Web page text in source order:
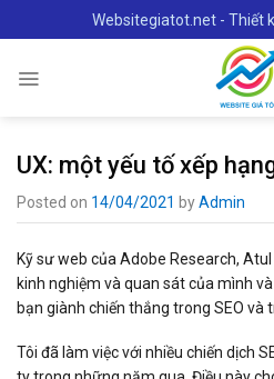
to
Websitegiatot.net - Thiết
UX: một yếu tố xếp
Posted on 14/04/2021 byAdmin
Kỹ sư web của Adobe Research,
kinh nghiệm và quan sát của mình
bạn giành chiến thắng trong SEO và
Tôi đã làm việc với nhiều chiến dịch